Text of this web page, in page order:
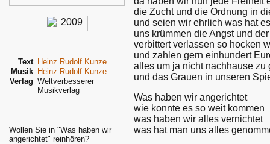
Text Heinz Rudolf Kunze
Musik Heinz Rudolf Kunze
Verlag Weltverbesserer
Musikverlag
Wollen Sie in "Was haben wir
angerichtet" reinhören?
die Zucht und die Ordnung in
und seien wir ehrlich was hat
uns krümmen die Angst und
verbittert verlassen so hocken
und zahlen gern einhundert
alles um ja nicht nachhause zu
und das Grauen in unseren
Was haben wir angerichtet
wie konnte es so weit kommen
was haben wir alles vernichtet
was hat man uns alles